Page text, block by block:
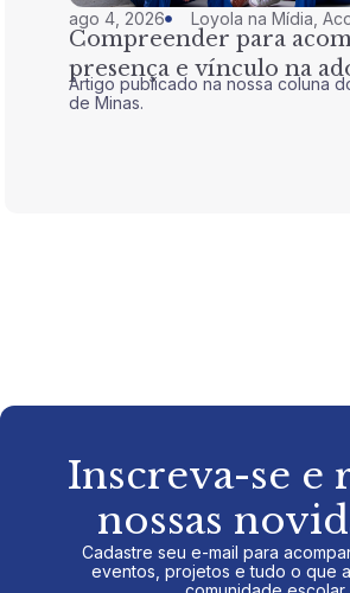
ago 4, 2026 Loyola na Mídia ,
Compreender para
presença e vínculo na
Artigo publicado na nossa coluna
de Minas.
Inscreva-se e
nossas
Cadastre seu e-mail para
eventos, projetos e tudo o que